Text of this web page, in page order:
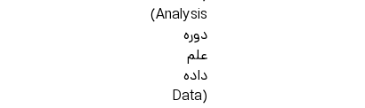
Analysis)
دوره
علم
داده
(Data